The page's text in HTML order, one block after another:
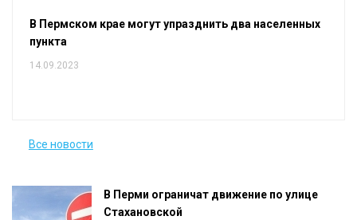
В Пермском крае могут упразднить два населенных
пункта
14.09.2023
Все новости
В Перми ограничат движение по улице
Стахановской